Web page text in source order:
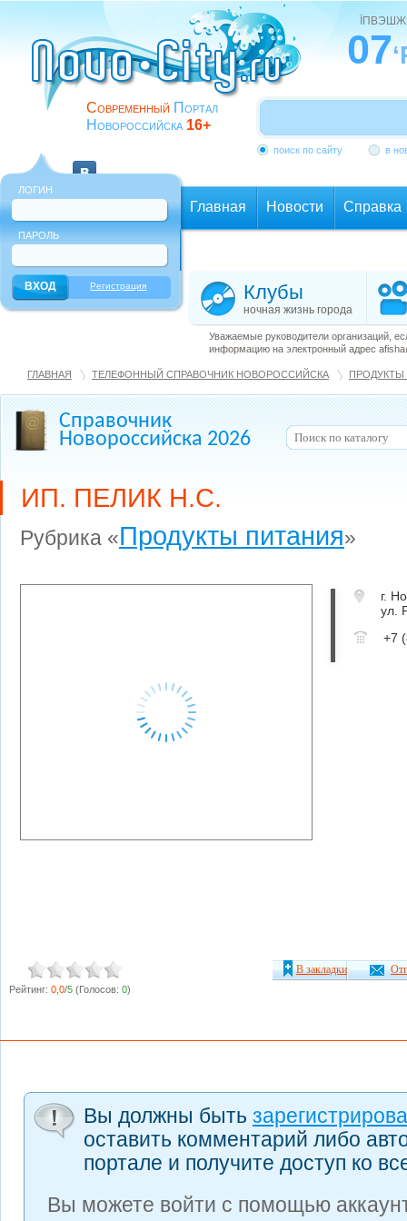
Современный Портал
Новороссийска 16+
07
поиск по сайту в
ЛОГИН
ПАРОЛЬ
Регистрация
Главная Новости Справка
Клубы
ночная жизнь города
Уважаемые руководители организаций,
информацию на электронный адрес
ГЛАВНАЯ ТЕЛЕФОННЫЙ СПРАВОЧНИК НОВОРОССИЙСКА
Справочник
Новороссийска 2026
ИП. ПЕЛИК Н.С.
Рубрика «Продукты питания»
г.
ул.
+7
Рейтинг: 0,0/5 (Голосов: 0)
В закладки
Вы должны быть
оставить комментарий либо
портале и получите доступ ко
Вы можете войти с помощью